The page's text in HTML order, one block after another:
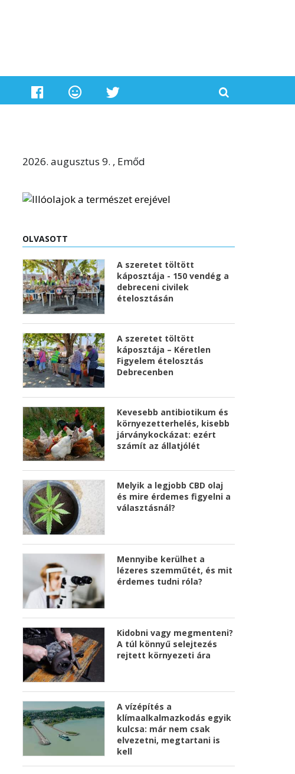
2026. augusztus 9. , Emőd
OLVASOTT
A szeretet töltött
káposztája - 150 vendég a
debreceni civilek
ételosztásán
A szeretet töltött
káposztája – Kéretlen
Figyelem ételosztás
Debrecenben
Kevesebb antibiotikum és
környezetterhelés, kisebb
járványkockázat: ezért
számít az állatjólét
Melyik a legjobb CBD olaj
és mire érdemes figyelni a
választásnál?
Mennyibe kerülhet a
lézeres szemműtét, és mit
érdemes tudni róla?
Kidobni vagy megmenteni?
A túl könnyű selejtezés
rejtett környezeti ára
A vízépítés a
klímaalkalmazkodás egyik
kulcsa: már nem csak
elvezetni, megtartani is
kell